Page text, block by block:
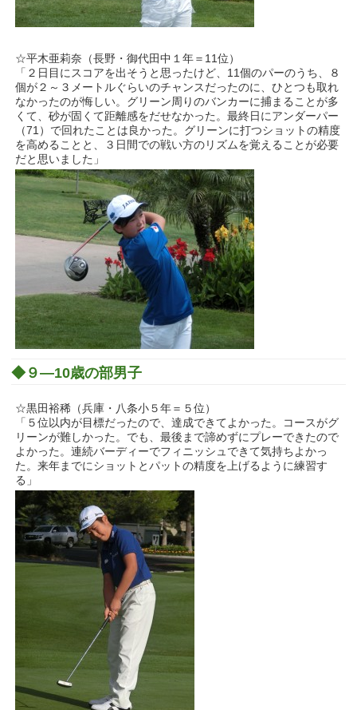
☆平木亜莉奈（長野・御代田中１年＝11位）
「２日目にスコアを出そうと思ったけど、11個のパーのうち、８
個が２～３メートルぐらいのチャンスだったのに、ひとつも取れ
なかったのが悔しい。グリーン周りのバンカーに捕まることが多
くて、砂が固くて距離感をだせなかった。最終日にアンダーパー
（71）で回れたことは良かった。グリーンに打つショットの精度
を高めることと、３日間での戦い方のリズムを覚えることが必要
だと思いました」
◆９―10歳の部男子
☆黒田裕稀（兵庫・八条小５年＝５位）
「５位以内が目標だったので、達成できてよかった。コースがグ
リーンが難しかった。でも、最後まで諦めずにプレーできたので
よかった。連続バーディーでフィニッシュできて気持ちよかっ
た。来年までにショットとパットの精度を上げるように練習す
る」